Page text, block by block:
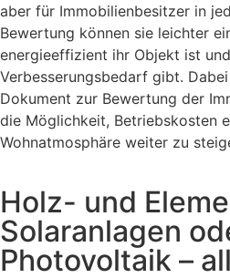
aber für Immobilienbesitzer in
Bewertung können sie leichter
energieeffizient ihr Objekt ist
Verbesserungsbedarf gibt.
Dokument zur Bewertung der
die Möglichkeit, Betriebskosten
Wohnatmosphäre weiter zu
Holz- und
Solaranlagen
Photovoltaik –